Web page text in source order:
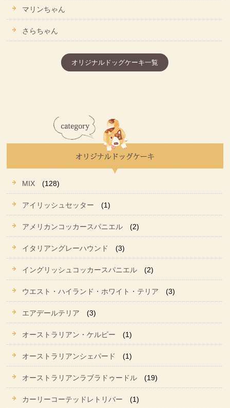
マリンちゃん
さらちゃん
オリジナルドッグケーキ一覧
MIX (128)
アイリッシュセッター (1)
アメリカンコッカースパニエル (2)
イタリアングレーハウンド (3)
イングリッシュコッカースパニエル (2)
ウエスト・ハイランド・ホワイト・テリア (3)
エアデールテリア (3)
オーストラリアン・ケルピー (1)
オーストラリアンシェパード (1)
オーストラリアンラブラドゥードル (19)
カーリーコーテッドレトリバー (1)